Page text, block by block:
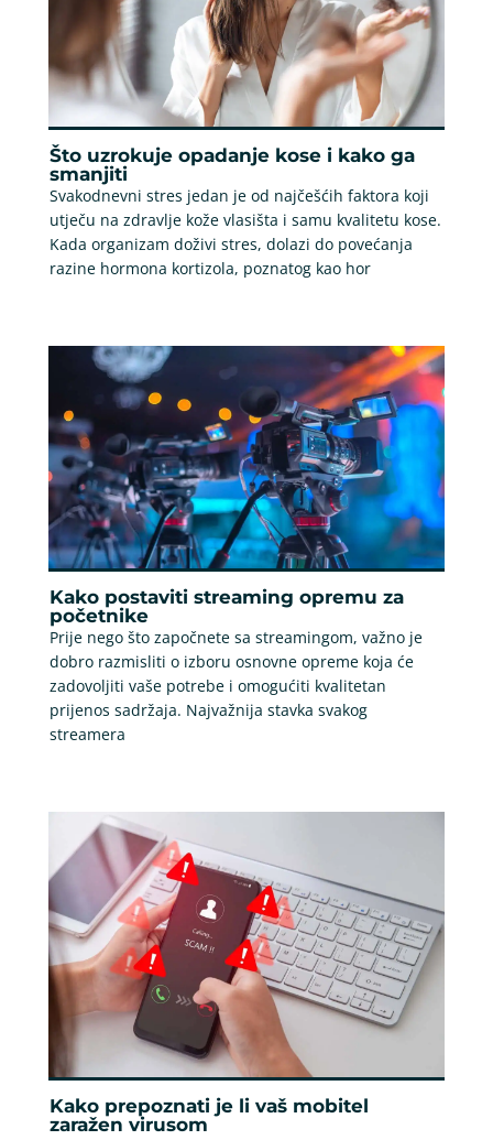
Što uzrokuje opadanje kose i kako ga
smanjiti
Svakodnevni stres jedan je od najčešćih faktora koji
utječu na zdravlje kože vlasišta i samu kvalitetu kose.
Kada organizam doživi stres, dolazi do povećanja
razine hormona kortizola, poznatog kao hor
Kako postaviti streaming opremu za
početnike
Prije nego što započnete sa streamingom, važno je
dobro razmisliti o izboru osnovne opreme koja će
zadovoljiti vaše potrebe i omogućiti kvalitetan
prijenos sadržaja. Najvažnija stavka svakog
streamera
Kako prepoznati je li vaš mobitel
zaražen virusom